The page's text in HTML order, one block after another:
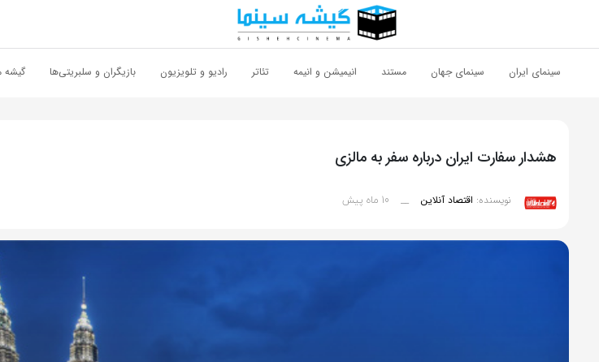
سینمای ایران سینمای جهان مستند انیمیشن و انیمه تئاتر رادیو و تلویزیون بازیگران و سلبریتی‌ها گیشه
هشدار سفارت ایران درباره سفر به مالزی
نویسنده: اقتصاد آنلاین __ 10 ماه پیش